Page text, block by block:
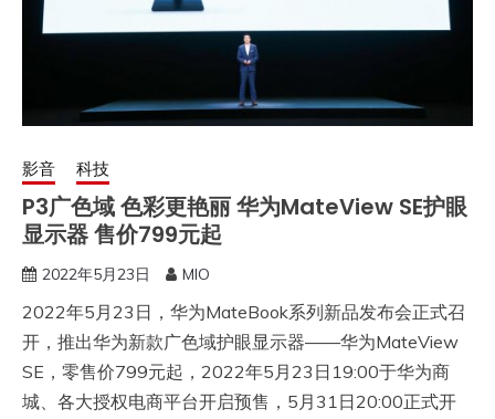
影音 科技
P3广色域 色彩更艳丽 华为MateView SE护眼
显示器 售价799元起
2022年5月23日 MIO
2022年5月23日，华为MateBook系列新品发布会正式召
开，推出华为新款广色域护眼显示器——华为MateView
SE，零售价799元起，2022年5月23日19:00于华为商
城、各大授权电商平台开启预售，5月31日20:00正式开